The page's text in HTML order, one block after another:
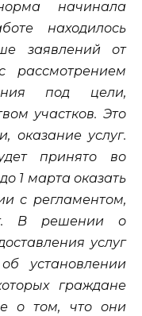
начинала
находилось
заявлений от
рассмотрением
под цели,
участков. Это
оказание услуг.
принято во
1 марта оказать
с регламентом,
В решении о
услуг
установлении
граждане
о том, что они